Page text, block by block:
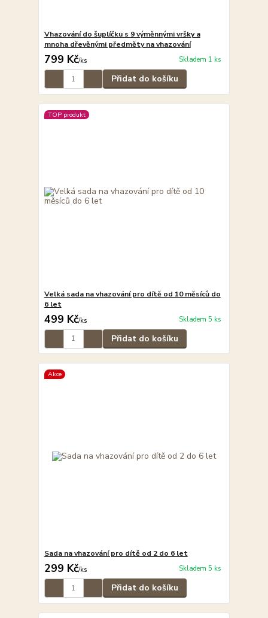
Vhazování do šuplíčku s 9 výměnnými vršky a
mnoha dřevěnými předměty na vhazování
799 Kč/ks Skladem 1 ks
Přidat do košíku
TOP produkt
Velká sada na vhazování pro dítě od 10 měsíců do
6 let
499 Kč/ks Skladem 5 ks
Přidat do košíku
Akce
Sada na vhazování pro dítě od 2 do 6 let
299 Kč/ks Skladem 5 ks
Přidat do košíku